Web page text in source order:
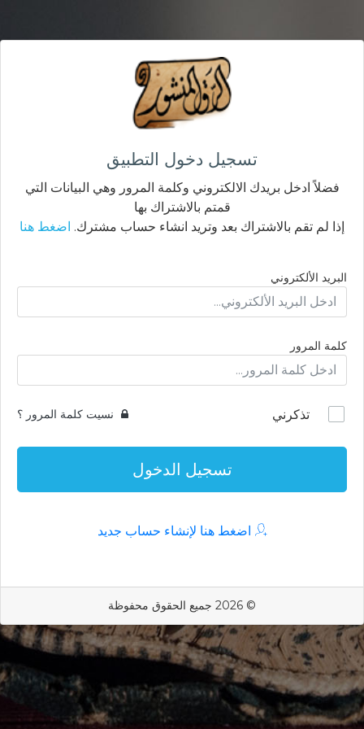
تسجيل دخول التطبيق
فضلاً ادخل بريدك الالكتروني وكلمة المرور وهي البيانات التي
قمتم بالاشتراك بها
إذا لم تقم بالاشتراك بعد وتريد انشاء حساب مشترك. اضغط هنا
البريد الألكتروني
كلمة المرور
تذكرني نسيت كلمة المرور ؟
تسجيل الدخول
اضغط هنا لإنشاء حساب جديد
© 2026 جميع الحقوق محفوظة